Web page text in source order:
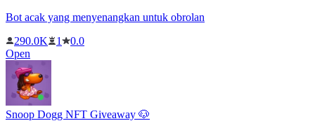
Bot acak yang menyenangkan untuk obrolan
290.0K
1
0.0
Open
Snoop Dogg NFT Giveaway 🐶